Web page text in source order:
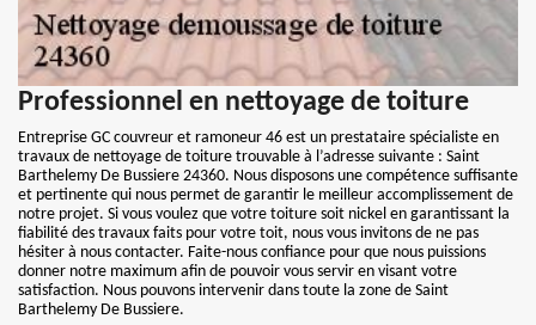
Professionnel en nettoyage de toiture
Entreprise GC couvreur et ramoneur 46 est un prestataire spécialiste en
travaux de nettoyage de toiture trouvable à l’adresse suivante : Saint
Barthelemy De Bussiere 24360. Nous disposons une compétence suffisante
et pertinente qui nous permet de garantir le meilleur accomplissement de
notre projet. Si vous voulez que votre toiture soit nickel en garantissant la
fiabilité des travaux faits pour votre toit, nous vous invitons de ne pas
hésiter à nous contacter. Faite-nous confiance pour que nous puissions
donner notre maximum afin de pouvoir vous servir en visant votre
satisfaction. Nous pouvons intervenir dans toute la zone de Saint
Barthelemy De Bussiere.